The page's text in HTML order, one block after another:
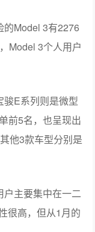
的Model 3有2276
Model 3个人用户
骏E系列则是微型
前5名，也呈现出
他3款车型分别是
主要集中在一二
很高，但从1月的